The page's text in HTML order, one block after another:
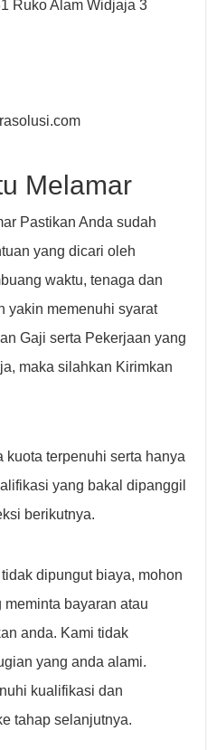
Ruko Alam Widjaja 3
Melamar
Pastikan Anda sudah
yang dicari oleh
waktu, tenaga dan
yakin memenuhi syarat
Gaji serta Pekerjaan yang
maka silahkan Kirimkan
terpenuhi serta hanya
yang bakal dipanggil
berikutnya.
dipungut biaya, mohon
bayaran atau
anda. Kami tidak
yang anda alami.
kualifikasi dan
tahap selanjutnya.